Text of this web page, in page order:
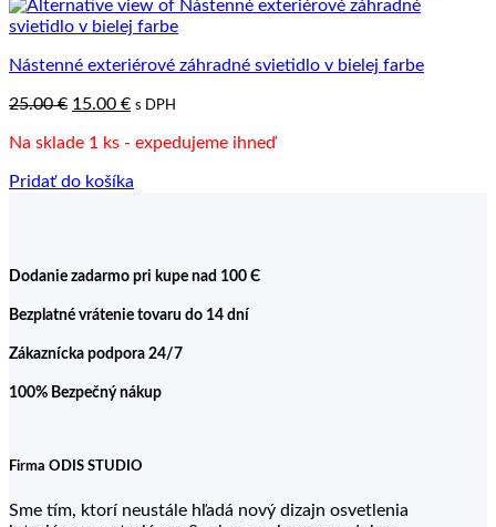
Nástenné exteriérové záhradné svietidlo v bielej farbe
25.00€ Pôvodná
bola:
15.00 €Aktuálna
je:
s DPH
Na sklade 1 ks - expedujeme ihneď
Pridať do košíka
Dodanie zadarmo pri kupe nad 100 Є
Bezplatné vrátenie tovaru do 14 dní
Zákaznícka podpora 24/7
100% Bezpečný nákup
Firma ODIS STUDIO
Sme tím, ktorí neustále hľadá nový dizajn osvetlenia